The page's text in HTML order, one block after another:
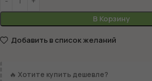
В Корзину
Добавить в список желаний
🔥 Хотите купить дешевле?